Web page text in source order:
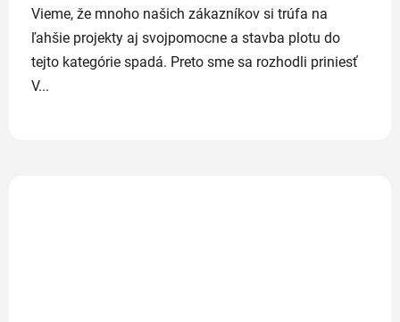
Vieme, že mnoho našich zákazníkov si trúfa na
ľahšie projekty aj svojpomocne a stavba plotu do
tejto kategórie spadá. Preto sme sa rozhodli priniesť
V...